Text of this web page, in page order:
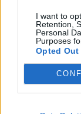
I want to
Retention,
Personal
Purposes
Opted Out
Baka